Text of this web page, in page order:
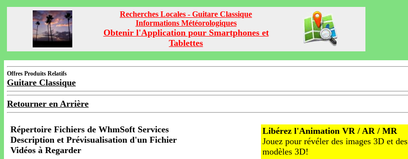
Recherches Locales - Guitare Classique
Informations Météorologiques
Obtenir l'Application pour Smartphones et
Tablettes
Offres Produits Relatifs
Guitare Classique
Retourner en Arrière
Répertoire Fichiers de WhmSoft Services
Description et Prévisualisation d'un Fichier
Vidéos à Regarder
Libérez l'Animation VR / AR / MR
Jouez pour révéler des images 3D et des
modèles 3D!